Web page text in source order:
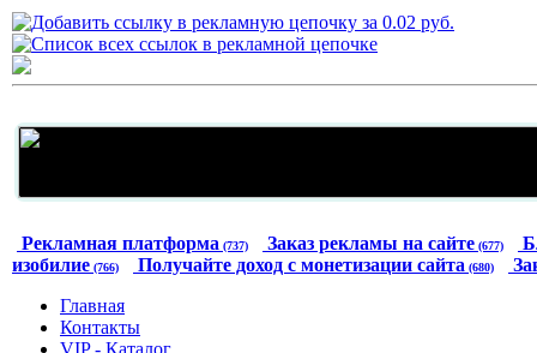
Рекламная платформа (737) Заказ рекламы на сайте (677)
изобилие (766) Получайте доход с монетизации сайта (680)
Главная
Контакты
VIP - Каталог